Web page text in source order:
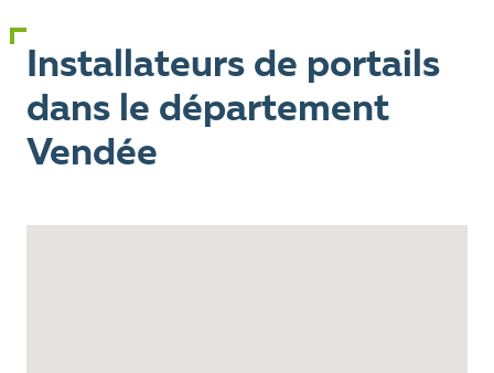
Installateurs de portails
dans le département
Vendée